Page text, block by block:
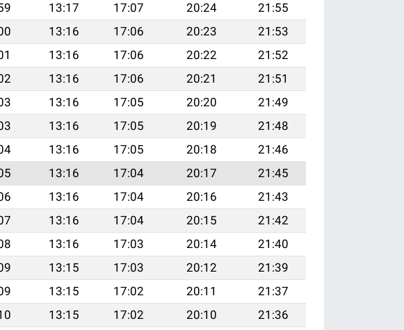
13:17 17:07 20:24
21:55
13:16 17:06 20:23
21:53
13:16 17:06 20:22
21:52
13:16 17:06 20:21
21:51
13:16 17:05 20:20
21:49
13:16 17:05 20:19
21:48
13:16 17:05 20:18
21:46
13:16 17:04 20:17
21:45
13:16 17:04 20:16
21:43
13:16 17:04 20:15
21:42
13:16 17:03 20:14
21:40
13:15 17:03 20:12
21:39
13:15 17:02 20:11
21:37
13:15 17:02 20:10
21:36